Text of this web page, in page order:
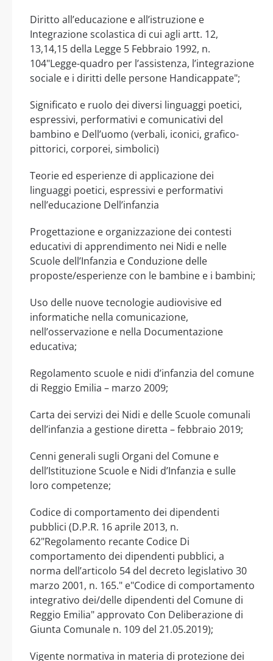
Diritto all’educazione e all’istruzione e
Integrazione scolastica di cui agli artt. 12,
13,14,15 della Legge 5 Febbraio 1992, n.
104"Legge-quadro per l’assistenza, l’integrazione
sociale e i diritti delle persone Handicappate";
Significato e ruolo dei diversi linguaggi poetici,
espressivi, performativi e comunicativi del
bambino e Dell’uomo (verbali, iconici, grafico-
pittorici, corporei, simbolici)
Teorie ed esperienze di applicazione dei
linguaggi poetici, espressivi e performativi
nell’educazione Dell’infanzia
Progettazione e organizzazione dei contesti
educativi di apprendimento nei Nidi e nelle
Scuole dell’Infanzia e Conduzione delle
proposte/esperienze con le bambine e i bambini;
Uso delle nuove tecnologie audiovisive ed
informatiche nella comunicazione,
nell’osservazione e nella Documentazione
educativa;
Regolamento scuole e nidi d’infanzia del comune
di Reggio Emilia – marzo 2009;
Carta dei servizi dei Nidi e delle Scuole comunali
dell’infanzia a gestione diretta – febbraio 2019;
Cenni generali sugli Organi del Comune e
dell’Istituzione Scuole e Nidi d’Infanzia e sulle
loro competenze;
Codice di comportamento dei dipendenti
pubblici (D.P.R. 16 aprile 2013, n.
62"Regolamento recante Codice Di
comportamento dei dipendenti pubblici, a
norma dell’articolo 54 del decreto legislativo 30
marzo 2001, n. 165." e"Codice di comportamento
integrativo dei/delle dipendenti del Comune di
Reggio Emilia" approvato Con Deliberazione di
Giunta Comunale n. 109 del 21.05.2019);
Vigente normativa in materia di protezione dei